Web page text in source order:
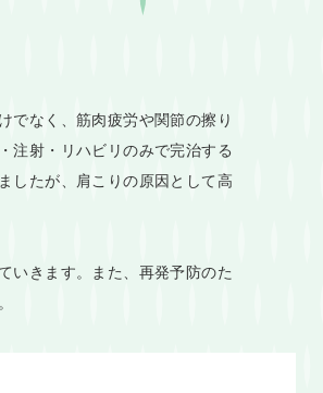
でなく、筋肉疲労や関節の擦り
注射・リハビリのみで完治する
したが、肩こりの原因として高
いきます。また、再発予防のた